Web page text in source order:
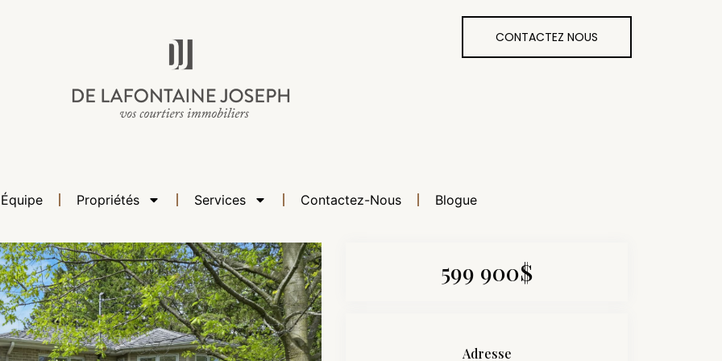
CONTACTEZ NOUS
Propriétés Services Contactez-Nous Blogue
599 900$
Adresse